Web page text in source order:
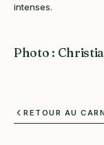
intenses.
Photo :
RETOUR AU